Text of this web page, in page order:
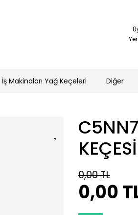
İş Makinaları Yağ Keçeleri Diğer
KEÇESİ
0,00 TL
0,00